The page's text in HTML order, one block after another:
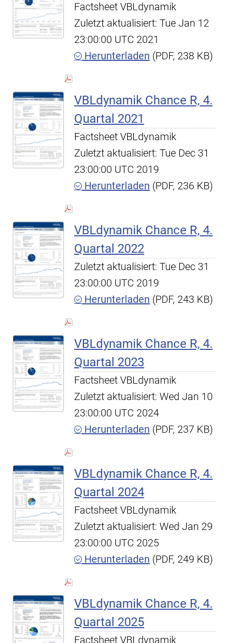
Factsheet VBLdynamik
Zuletzt aktualisiert: Tue Jan 12
23:00:00 UTC 2021
Herunterladen (PDF, 238 KB)
VBLdynamik Chance R, 4.
Quartal 2021
Factsheet VBLdynamik
Zuletzt aktualisiert: Tue Dec 31
23:00:00 UTC 2019
Herunterladen (PDF, 236 KB)
VBLdynamik Chance R, 4.
Quartal 2022
Zuletzt aktualisiert: Tue Dec 31
23:00:00 UTC 2019
Herunterladen (PDF, 243 KB)
VBLdynamik Chance R, 4.
Quartal 2023
Factsheet VBLdynamik
Zuletzt aktualisiert: Wed Jan 10
23:00:00 UTC 2024
Herunterladen (PDF, 237 KB)
VBLdynamik Chance R, 4.
Quartal 2024
Factsheet VBLdynamik
Zuletzt aktualisiert: Wed Jan 29
23:00:00 UTC 2025
Herunterladen (PDF, 249 KB)
VBLdynamik Chance R, 4.
Quartal 2025
Factsheet VBLdynamik